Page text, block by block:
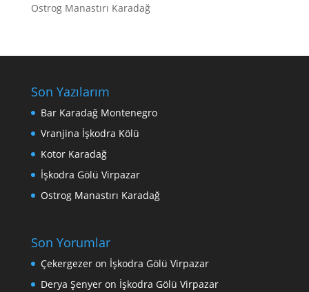
Ostrog Manastırı Karadağ
Son Yazılarım
Bar Karadağ Montenegro
Vranjina İşkodra Kölü
Kotor Karadağ
İşkodra Gölü Virpazar
Ostrog Manastırı Karadağ
Son Yorumlar
Çekergezeron İşkodra Gölü Virpazar
Derya Şenyeron İşkodra Gölü Virpazar